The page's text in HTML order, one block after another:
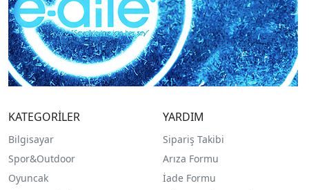
KATEGORİLER
Bilgisayar
Spor&Outdoor
Oyuncak
YARDIM
Sipariş Takibi
Arıza Formu
İade Formu